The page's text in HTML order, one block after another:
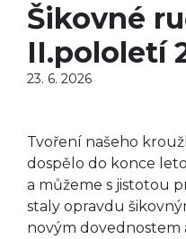
Šikovné
II.pololetí
23. 6. 2026
Tvoření našeho
dospělo do konce
a můžeme s jistotou
staly opravdu
novým dovednostem